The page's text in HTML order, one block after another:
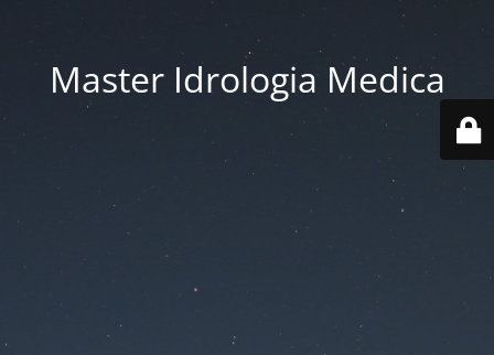
Master Idrologia Medica